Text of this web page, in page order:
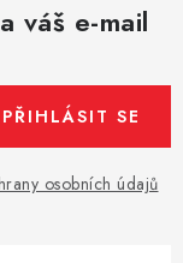
váš e-mail
osobních údajů
PŘIHLÁSIT SE